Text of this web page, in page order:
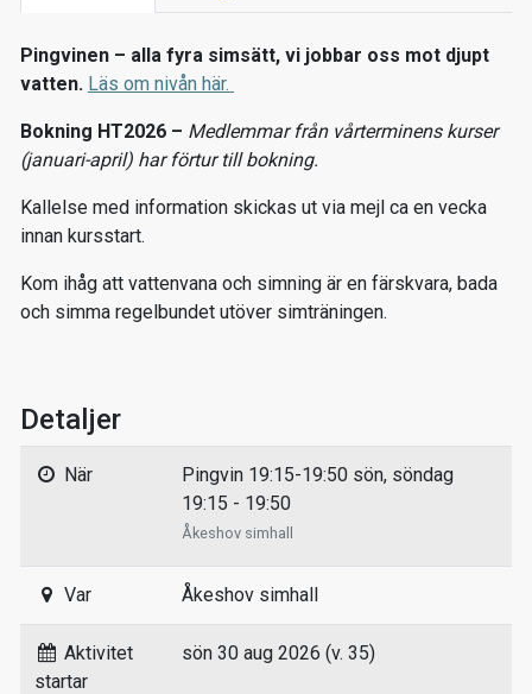
Pingvinen – alla fyra simsätt, vi jobbar oss mot djupt
vatten. Läs om nivån här.
Bokning HT2026 – Medlemmar från vårterminens kurser
(januari-april) har förtur till bokning.
Kallelse med information skickas ut via mejl ca en vecka
innan kursstart.
Kom ihåg att vattenvana och simning är en färskvara, bada
och simma regelbundet utöver simträningen.
Detaljer
När
Pingvin 19:15-19:50 sön, söndag
19:15 - 19:50
Åkeshov simhall
Var Åkeshov simhall
Aktivitet
startar
sön 30 aug 2026 (v. 35)